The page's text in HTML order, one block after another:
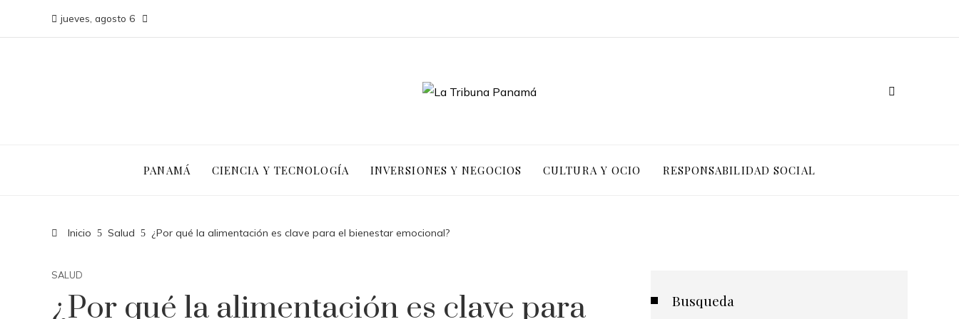
jueves, agosto 6
PANAMÁ CIENCIA Y TECNOLOGÍA INVERSIONES Y NEGOCIOS CULTURA Y OCIO RESPONSABILIDAD SOCIAL
Inicio Salud ¿Por qué la alimentación es clave para el bienestar emocional?
SALUD
¿Por qué la alimentación es clave para
Busqueda